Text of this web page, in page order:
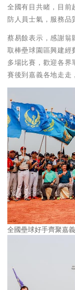
全國有目共睹，目前
防人員士氣，服務品
蔡易餘表示，感謝翁
取棒壘球園區興建經
多場比賽，歡迎各界
賽後到嘉義各地走走
全國壘球好手齊聚嘉